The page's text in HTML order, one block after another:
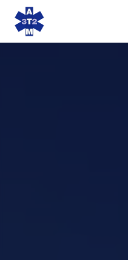
Panneau de gestion des cookies